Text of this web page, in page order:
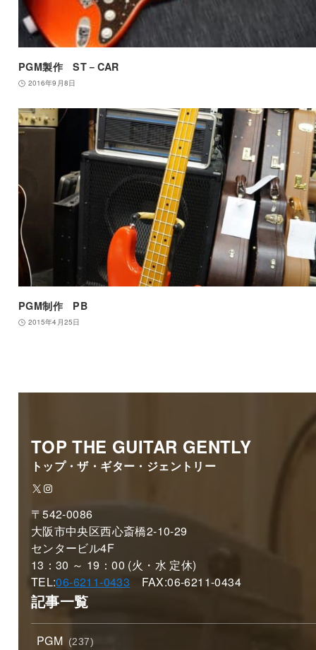
PGM製作 ST－CAR
2016年9月8日
PGM制作 PB
2015年4月25日
TOP THE GUITAR GENTLY
トップ・ザ・ギター・ジェントリー
X Instagram
〒542-0086
大阪市中央区西心斎橋2-10-29
センタービル4F
13：30 ～ 19：00 (火・水 定休)
TEL:06-6211-0433 FAX:06-6211-0434
記事一覧
PGM (237)